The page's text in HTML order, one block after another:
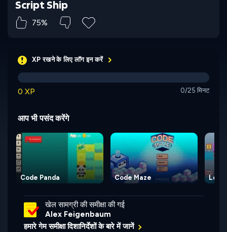
Script Ship
75%
XP रखने के लिए लॉग इन करें
0 XP 0/25 मिनट
आप भी पसंद करेंगे
Code Panda Code Maze Lost
खेल सामग्री की समीक्षा की गई
Alex Feigenbaum
हमारे गेम समीक्षा दिशानिर्देशों के बारे में जानें